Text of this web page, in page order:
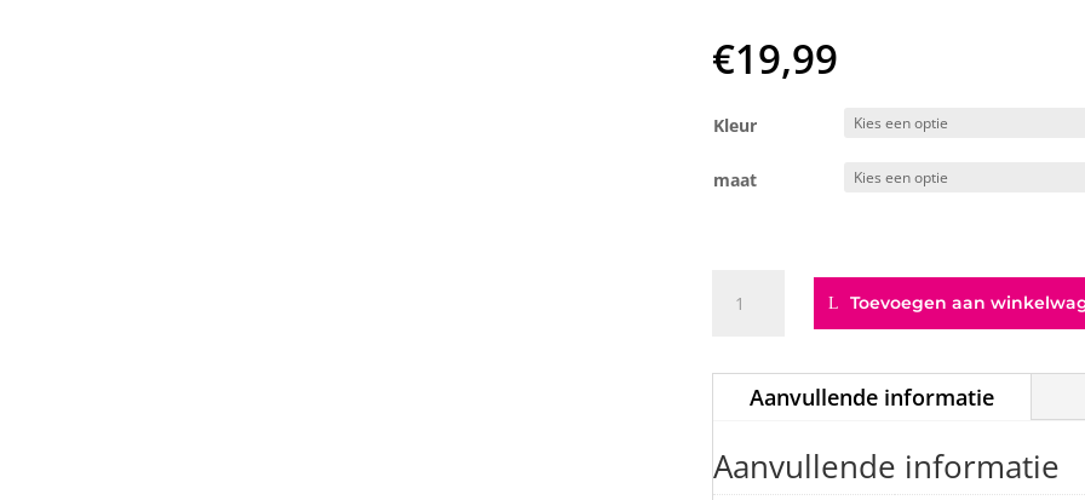
€19,99
Kleur
maat
SHORTS
aantal
Toevoegen aan
Aanvullende informatie
Aanvullende informatie